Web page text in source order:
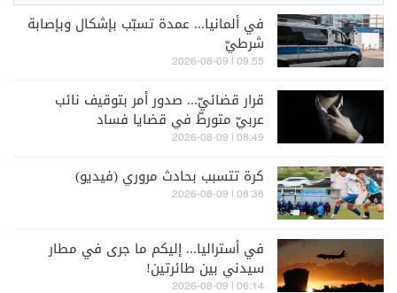
في ألمانيا... عمدة تسبّب بإشكال وبإصابة
شرطيّ
09:55 | 2026-08-09
قرار قضائيّ... صدور أمر بتوقيف نائب
عربيّ متورطّ في قضايا فساد
08:49 | 2026-08-09
كرة تتسبب بحادث مروري (فيديو)
08:38 | 2026-08-09
في أستراليا... إليكم ما جرى في مطار
سيدني بين طائرتين!
06:14 | 2026-08-09